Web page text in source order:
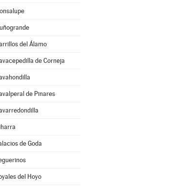
del Álamo
de Corneja
de Pinares
de Goda
del Hoyo